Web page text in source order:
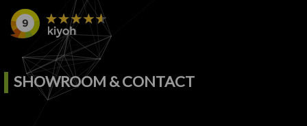
SHOWROOM & CONTACT